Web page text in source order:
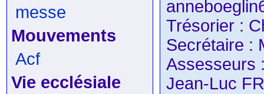
messe
Mouvements
Acf
Vie ecclésiale
Trésorier :
Secrétaire :
Assesseurs
Jean-Luc